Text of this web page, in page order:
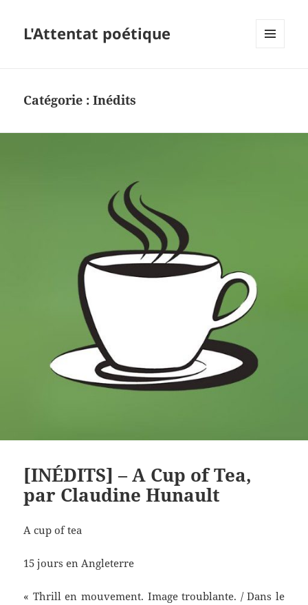
L'Attentat poétique
Catégorie :Inédits
[INÉDITS] – A Cup of Tea,
par Claudine Hunault
A cup of tea
15 jours en Angleterre
« Thrill en mouvement. Image troublante. / Dans le